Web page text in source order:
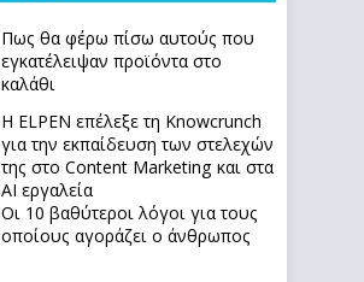
Πως θα φέρω πίσω αυτούς που
εγκατέλειψαν προϊόντα στο
καλάθι
Η ELPEN επέλεξε τη Knowcrunch
για την εκπαίδευση των στελεχών
της στο Content Marketing και στα
AI εργαλεία
Οι 10 βαθύτεροι λόγοι για τους
οποίους αγοράζει ο άνθρωπος